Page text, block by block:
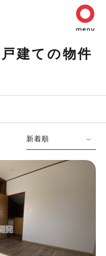
建ての物件
新着順